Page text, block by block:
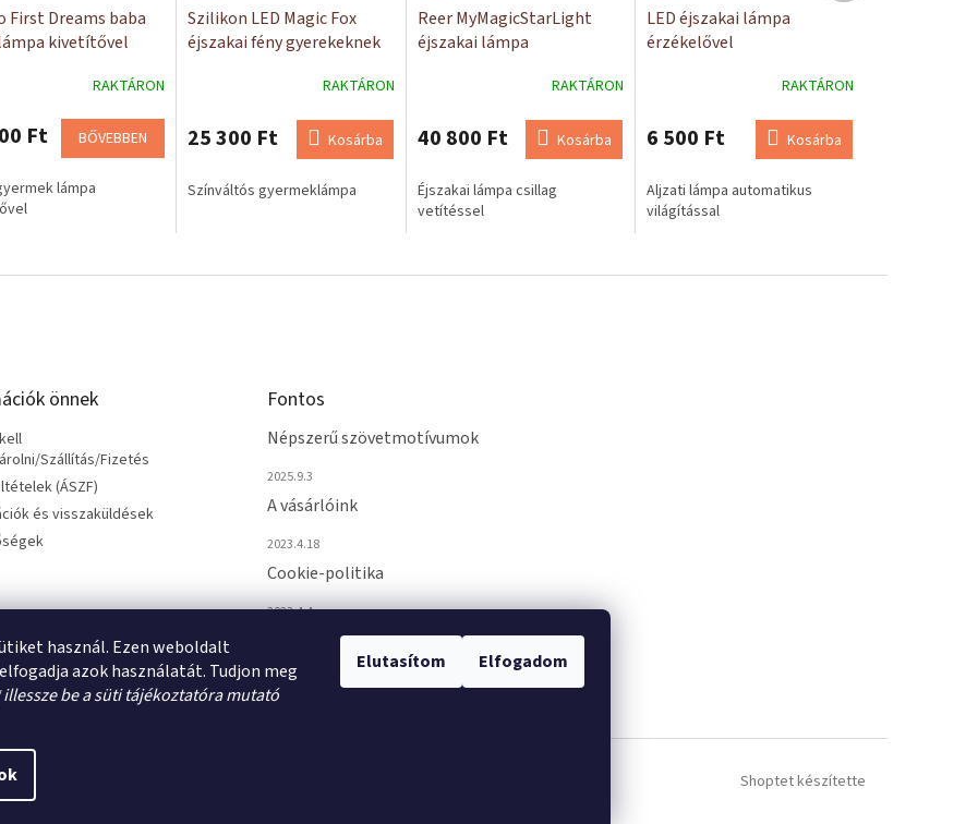
használ. Ezen weboldalt
azok használatát. Tudjon meg
illessze be a süti tájékoztatóra mutató
Elutasítom Elfogadom
First Dreams baba
kivetítővel
RAKTÁRON
Ft BŐVEBBEN
lámpa
Szilikon LED Magic Fox
éjszakai fény gyerekeknek
RAKTÁRON
25 300 Ft Kosárba
Színváltós gyermeklámpa
Reer MyMagicStarLight
éjszakai lámpa
RAKTÁRON
40 800 Ft Kosárba
Éjszakai lámpa csillag
vetítéssel
LED éjszakai lámpa
érzékelővel
RAKTÁRON
6 500 Ft Kosárba
Aljzati lámpa automatikus
világítással
önnek
Szállítás/Fizetés
(ÁSZF)
és visszaküldések
Fontos
Népszerű szövetmotívumok
2025.9.3
A vásárlóink
2023.4.18
Cookie-politika
2023.4.4
Shoptet készítette
beállítások szerkesztése